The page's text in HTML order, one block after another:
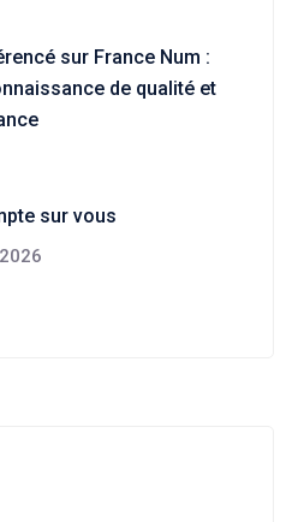
sur France Num :
de qualité et
sur vous